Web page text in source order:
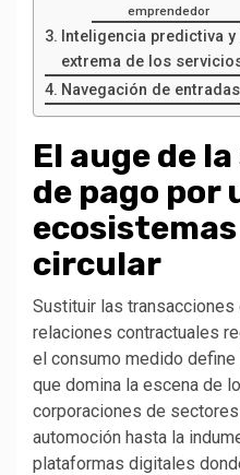
emprendedor
Inteligencia predictiva
extrema de los
Navegación de entradas
El auge de
de pago por
circular
Sustituir las
relaciones contractuales
el consumo medido
que domina la escena de
corporaciones de
automoción hasta la
plataformas digitales